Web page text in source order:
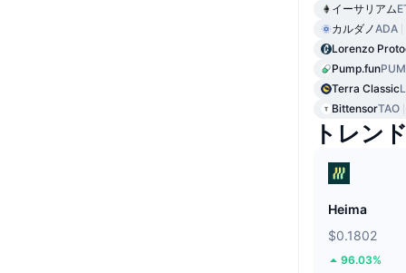
イーサリアム
カルダノADA
Lorenzo
Pump.fun
Terra Classic
BittensorTAO
トレン
Heima
$0.1802
96.03%